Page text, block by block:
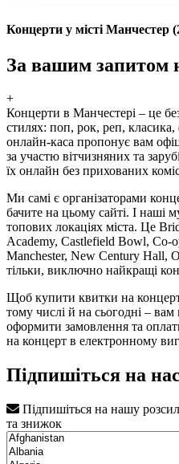
Концерти у місті Манчестер
За вашим запитом
+
Концерти в Манчестері – це
стилях: поп, рок, реп,
онлайн-каса пропонує вам
за участю вітчизняних та
їх онлайн без прихованих
Ми самі є організаторами
бачите на цьому сайті. І наші
топових локаціях міста. Це
Academy, Castlefield Bowl,
Manchester, New Century Hall,
тільки, виключно найкращі
Щоб купити квитки на
тому числі й на сьогодні –
оформити замовлення та
на концерт в електронному
Підпишіться на нас
Підпишіться на нашу
та знижок